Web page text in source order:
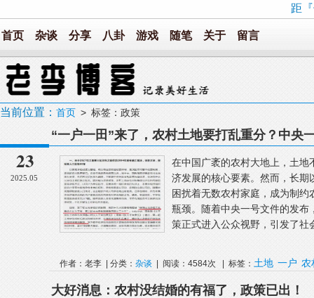
距
首页 杂谈 分享 八卦 游戏 随笔 关于 留言
当前位置： 首页 > 标签：政策
23
2025.05
“一户一田”来了，农村土地要打乱重分？中央
在中国广袤的农村大地上，土
济发展的核心要素。然而，长期
困扰着无数农村家庭，成为制
瓶颈。随着中央一号文件的发布
策正式进入公众视野，引发了
作者：老李 | 分类： 杂谈 | 阅读：4584次 | 标签： 土地 一户 农
大好消息：农村没结婚的有福了，政策已出！